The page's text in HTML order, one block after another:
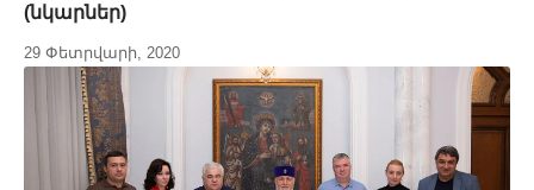
(նկարներ)
29 Փետրվարի, 2020